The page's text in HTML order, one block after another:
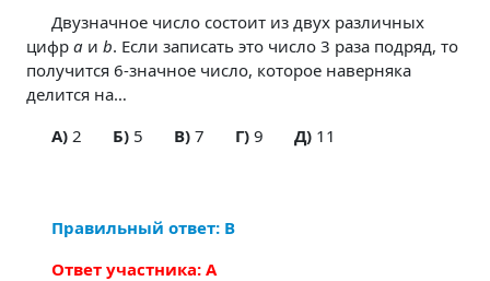
Двузначное число состоит из двух различных
цифр a и b. Если записать это число 3 раза подряд, то
получится 6-значное число, которое наверняка
делится на…
A)2 Б)5 В)7 Г)9 Д)11
Правильный ответ: В
Ответ участника: А